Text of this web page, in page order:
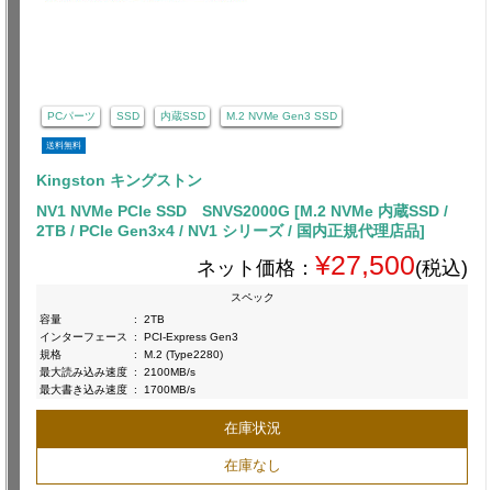
PCパーツ SSD 内蔵SSD M.2 NVMe Gen3 SSD
送料無料
Kingston キングストン
NV1 NVMe PCIe SSD SNVS2000G [M.2 NVMe 内蔵SSD /
2TB / PCIe Gen3x4 / NV1 シリーズ / 国内正規代理店品]
ネット価格： ¥27,500(税込)
スペック
容量
:
2TB
インターフェース
:
PCI-Express Gen3
規格
:
M.2 (Type2280)
最大読み込み速度 :
2100MB/s
最大書き込み速度 : 1700MB/s
在庫状況
在庫なし